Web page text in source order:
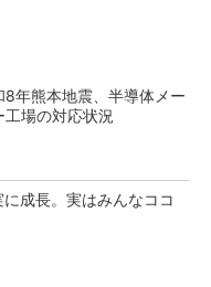
8年熊本地震、半導体メー
工場の対応状況
成長。実はみんなココ